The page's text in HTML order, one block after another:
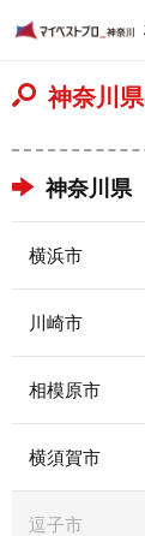
神奈川
神奈川県
横浜市
川崎市
相模原市
横須賀市
逗子市